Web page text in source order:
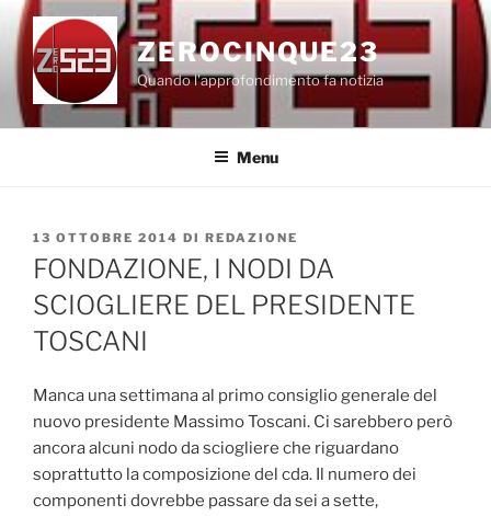
Salta
contenuto
ZEROCINQUE23
Quando l'approfondimento fa notizia
Menu
PUBBLICATO
IL
13 OTTOBRE 2014 DI REDAZIONE
FONDAZIONE, I NODI DA
SCIOGLIERE DEL PRESIDENTE
TOSCANI
Manca una settimana al primo consiglio generale del
nuovo presidente Massimo Toscani. Ci sarebbero però
ancora alcuni nodo da sciogliere che riguardano
soprattutto la composizione del cda. Il numero dei
componenti dovrebbe passare da sei a sette,